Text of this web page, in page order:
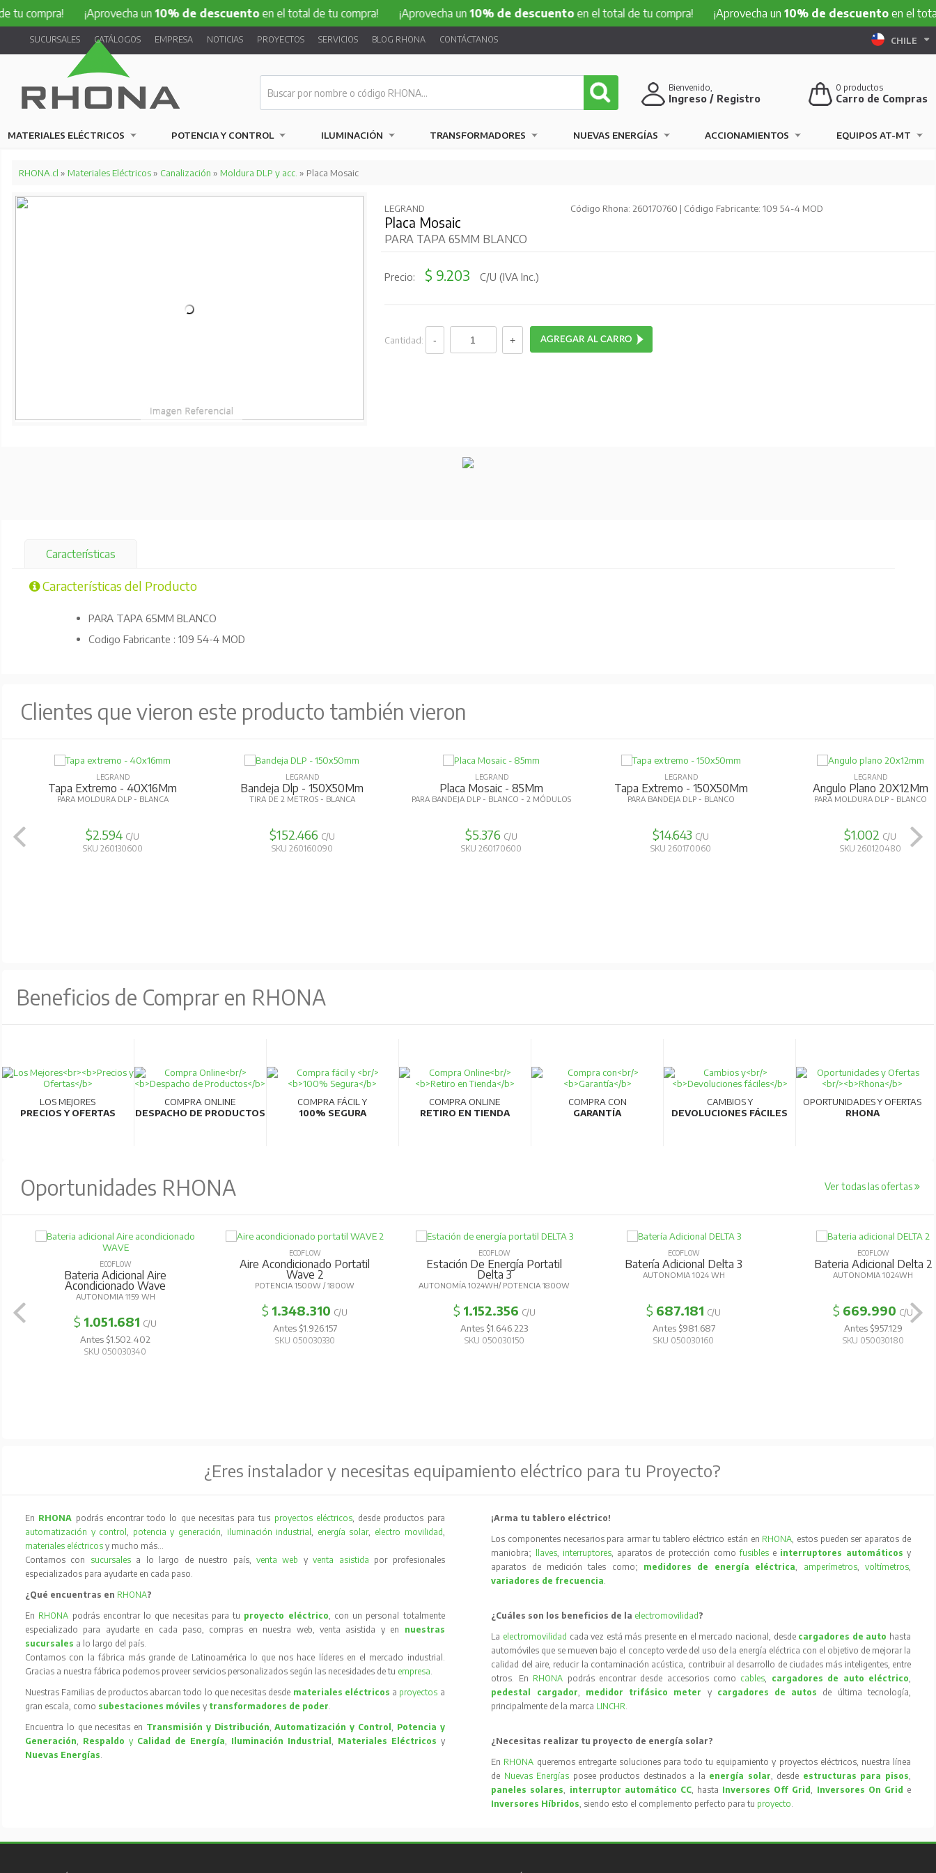
¡Aprovecha un10% de descuentoen el total de tu compra! ¡Aprovecha un10% de descuentoen el total de tu compra! ¡Aprovecha un10% de descuentoen el total de tu
SUCURSALES CATÁLOGOS EMPRESA NOTICIAS PROYECTOS SERVICIOS BLOG RHONA CONTÁCTANOS CHILE
0 productos
Carro de Compras
Bienvenido,
Ingreso / Registro
MATERIALES ELÉCTRICOS POTENCIA Y CONTROL ILUMINACIÓN TRANSFORMADORES NUEVAS ENERGÍAS ACCIONAMIENTOS EQUIPOS AT-MT
RHONA.cl » Materiales Eléctricos» Canalización » Moldura DLP y acc. » Placa Mosaic
LEGRAND Código Rhona: 260170760 | Código Fabricante: 109 54-4 MOD
Placa Mosaic
PARA TAPA 65MM BLANCO
Precio: $ 9.203 C/U (IVA Inc.)
Cantidad:
Características
Características del Producto
PARA TAPA 65MM BLANCO
Codigo Fabricante : 109 54-4 MOD
Clientes que vieron este producto también vieron
LEGRAND
Tapa Extremo - 40X16Mm
PARA MOLDURA DLP - BLANCA
$2.594 C/U
SKU 260130600
LEGRAND
Bandeja Dlp - 150X50Mm
TIRA DE 2 METROS - BLANCA
$152.466 C/U
SKU 260160090
LEGRAND
Placa Mosaic - 85Mm
PARA BANDEJA DLP - BLANCO - 2 MÓDULOS
$5.376 C/U
SKU 260170600
LEGRAND
Tapa Extremo - 150X50Mm
PARA BANDEJA DLP - BLANCO
$14.643 C/U
SKU 260170060
LEGRAND
Angulo Plano 20X12Mm
PARA MOLDURA DLP - BLANCO
$1.002 C/U
SKU 260120480
Beneficios de Comprar en RHONA
LOS MEJORES
PRECIOS Y OFERTAS
COMPRA ONLINE
DESPACHO DE PRODUCTOS
COMPRA FÁCIL Y
100% SEGURA
COMPRA ONLINE
RETIRO EN TIENDA
COMPRA CON
GARANTÍA
CAMBIOS Y
DEVOLUCIONES FÁCILES
OPORTUNIDADES Y OFERTAS
RHONA
Oportunidades RHONA Ver todas las ofertas
ECOFLOW
Bateria Adicional Aire
Acondicionado Wave
AUTONOMIA 1159 WH
$ 1.051.681 C/U
Antes $1.502.402
SKU 050030340
ECOFLOW
Aire Acondicionado Portatil
Wave 2
POTENCIA 1500W / 1800W
$ 1.348.310 C/U
Antes $1.926.157
SKU 050030330
ECOFLOW
Estación De Energía Portatil
Delta 3
AUTONOMÍA 1024WH/ POTENCIA 1800W
$ 1.152.356 C/U
Antes $1.646.223
SKU 050030150
ECOFLOW
Batería Adicional Delta 3
AUTONOMIA 1024 WH
$ 687.181 C/U
Antes $981.687
SKU 050030160
ECOFLOW
Bateria Adicional Delta 2
AUTONOMIA 1024WH
$ 669.990 C/U
Antes $957.129
SKU 050030180
¿Eres instalador y necesitas equipamiento eléctrico para tu Proyecto?
En RHONA podrás encontrar todo lo que necesitas para tus proyectos eléctricos, desde productos para
automatización y control, potencia y generación, iluminación industrial, energía solar, electro movilidad,
materiales eléctricos y mucho más…
Contamos con sucursales a lo largo de nuestro país, venta web yventa asistida por profesionales
especializados para ayudarte en cada paso.
¿Qué encuentras en RHONA?
En RHONA podrás encontrar lo que necesitas para tu proyecto eléctrico, con un personal totalmente
especializado para ayudarte en cada paso, compras en nuestra web, venta asistida y en nuestras
sucursales a lo largo del país.
Contamos con la fábrica más grande de Latinoamérica lo que nos hace líderes en el mercado industrial.
Gracias a nuestra fábrica podemos proveer servicios personalizados según las necesidades de tu empresa.
Nuestras Familias de productos abarcan todo lo que necesitas desde materiales eléctricos a proyectos a
gran escala, como subestaciones móvilesy transformadores de poder.
Encuentra lo que necesitas en Transmisión y Distribución,Automatización y Control, Potencia y
Generación, Respaldo y Calidad de Energía, Iluminación Industrial , Materiales Eléctricos y
Nuevas Energías.
¡Arma tu tablero eléctrico!
Los componentes necesarios para armar tu tablero eléctrico están en RHONA, estos pueden ser aparatos de
maniobra;
llaves, interruptores, aparatos de protección comofusibles e interruptores automáticos y
aparatos de medición tales como; medidores de energía eléctrica, amperímetros, voltímetros,
variadores de frecuencia.
¿Cuáles son los beneficios de la electromovilidad ?
La electromovilidad cada vez está más presente en el mercado nacional, desde cargadores de auto hasta
automóviles que se mueven bajo el concepto verde del uso de la energía eléctrica con el objetivo de mejorar la
calidad del aire, reducir la contaminación acústica, contribuir al desarrollo de ciudades más inteligentes, entre
otros. En RHONA podrás encontrar desde accesorios como cables, cargadores de auto eléctrico,
pedestal cargador, medidor trifásico meter y cargadores de autos
de última tecnología,
principalmente de la marca LINCHR.
¿Necesitas realizar tu proyecto de energía solar?
En RHONA queremos entregarte soluciones para todo tu equipamiento y proyectos eléctricos, nuestra línea
de Nuevas Energías posee productos destinados a la energía solar, desde estructuras para pisos,
paneles solares, interruptor automático CC, hasta Inversores Off Grid, Inversores On Grid e
Inversores Híbridos, siendo esto el complemento perfecto para tu proyecto.